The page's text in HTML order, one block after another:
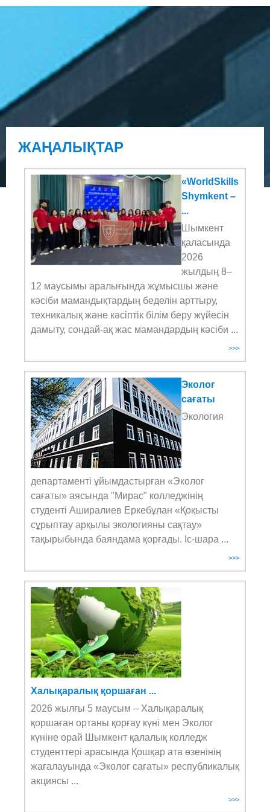
ЖАҢАЛЫҚТАР
«WorldSkills
Shymkent –
...
Шымкент
қаласында
2026
жылдың 8–
12 маусымы аралығында жұмысшы және
кәсіби мамандықтардың беделін арттыру,
техникалық және кәсіптік білім беру жүйесін
дамыту, сондай-ақ жас мамандардың кәсіби ...
>>>
Эколог
сағаты
Экология
департаменті ұйымдастырған «Эколог
сағаты» аясында "Мирас" колледжінің
студенті Аширалиев Еркебұлан «Қоқысты
сұрыптау арқылы экологияны сақтау»
тақырыбында баяндама қорғады. Іс-шара ...
>>>
Халықаралық қоршаған ...
2026 жылғы 5 маусым – Халықаралық
қоршаған ортаны қорғау күні мен Эколог
күніне орай Шымкент қалалық колледж
студенттері арасында Қошқар ата өзенінің
жағалауында «Эколог сағаты» республикалық
акциясы ...
>>>